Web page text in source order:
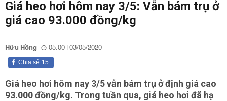
Giá heo hơi hôm nay 3/5: Vẫn bám trụ ở
giá cao 93.000 đồng/kg
Hữu Hồng 05:00 | 03/05/2020
15
Chia sẻ
Giá heo hơi hôm nay 3/5 vẫn bám trụ ở định giá cao
93.000 đồng/kg. Trong tuần qua, giá heo hơi đã hạ